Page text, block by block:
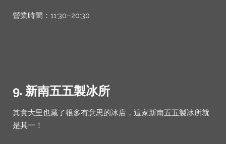
營業時間：11:30–20:30
9. 新南五五製冰所
其實大里也藏了很多有意思的冰店，這家新南五五製冰所就
是其一！